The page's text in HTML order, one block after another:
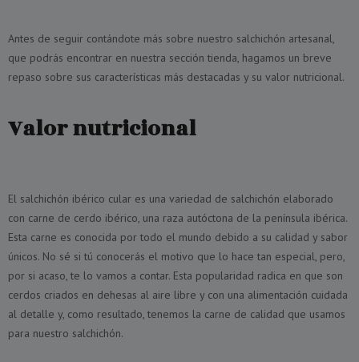
Antes de seguir contándote más sobre nuestro salchichón artesanal,
que podrás encontrar en nuestra sección tienda, hagamos un breve
repaso sobre sus características más destacadas y su valor nutricional.
Valor nutricional
El salchichón ibérico cular es una variedad de salchichón elaborado
con carne de cerdo ibérico, una raza autóctona de la península ibérica.
Esta carne es conocida por todo el mundo debido a su calidad y sabor
únicos. No sé si tú conocerás el motivo que lo hace tan especial, pero,
por si acaso, te lo vamos a contar. Esta popularidad radica en que son
cerdos criados en dehesas al aire libre y con una alimentación cuidada
al detalle y, como resultado, tenemos la carne de calidad que usamos
para nuestro salchichón.